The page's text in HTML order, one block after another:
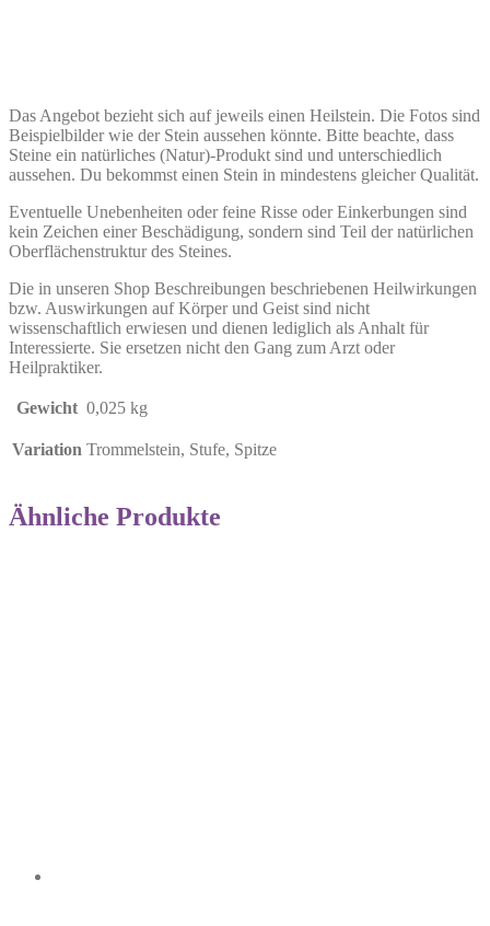
Das Angebot bezieht sich auf jeweils einen Heilstein. Die Fotos sind
Beispielbilder wie der Stein aussehen könnte. Bitte beachte, dass
Steine ein natürliches (Natur)-Produkt sind und unterschiedlich
aussehen. Du bekommst einen Stein in mindestens gleicher Qualität.
Eventuelle Unebenheiten oder feine Risse oder Einkerbungen sind
kein Zeichen einer Beschädigung, sondern sind Teil der natürlichen
Oberflächenstruktur des Steines.
Die in unseren Shop Beschreibungen beschriebenen Heilwirkungen
bzw. Auswirkungen auf Körper und Geist sind nicht
wissenschaftlich erwiesen und dienen lediglich als Anhalt für
Interessierte. Sie ersetzen nicht den Gang zum Arzt oder
Heilpraktiker.
Gewicht 0,025 kg
Variation Trommelstein, Stufe, Spitze
Ähnliche Produkte